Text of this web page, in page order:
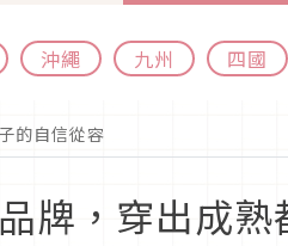
沖繩 九州 四國
的自信從容
牌，穿出成